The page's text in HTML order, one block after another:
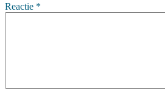
Reactie *